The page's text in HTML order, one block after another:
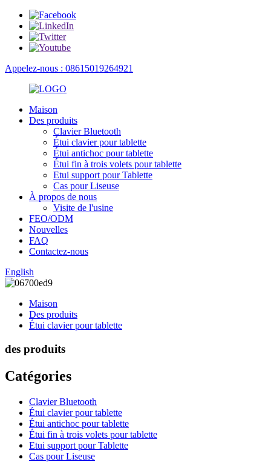
Appelez-nous : 08615019264921
Maison
Des produits
Clavier Bluetooth
Étui clavier pour tablette
Étui antichoc pour tablette
Étui fin à trois volets pour tablette
Etui support pour Tablette
Cas pour Liseuse
À propos de nous
Visite de l'usine
FEO/ODM
Nouvelles
FAQ
Contactez-nous
English
Maison
Des produits
Étui clavier pour tablette
des produits
Catégories
Clavier Bluetooth
Étui clavier pour tablette
Étui antichoc pour tablette
Étui fin à trois volets pour tablette
Etui support pour Tablette
Cas pour Liseuse